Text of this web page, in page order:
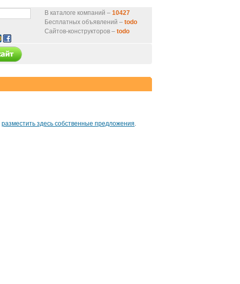
В каталоге компаний – 10427
Бесплатных объявлений – todo
Сайтов-конструкторов – todo
разместить здесь собственные предложения.